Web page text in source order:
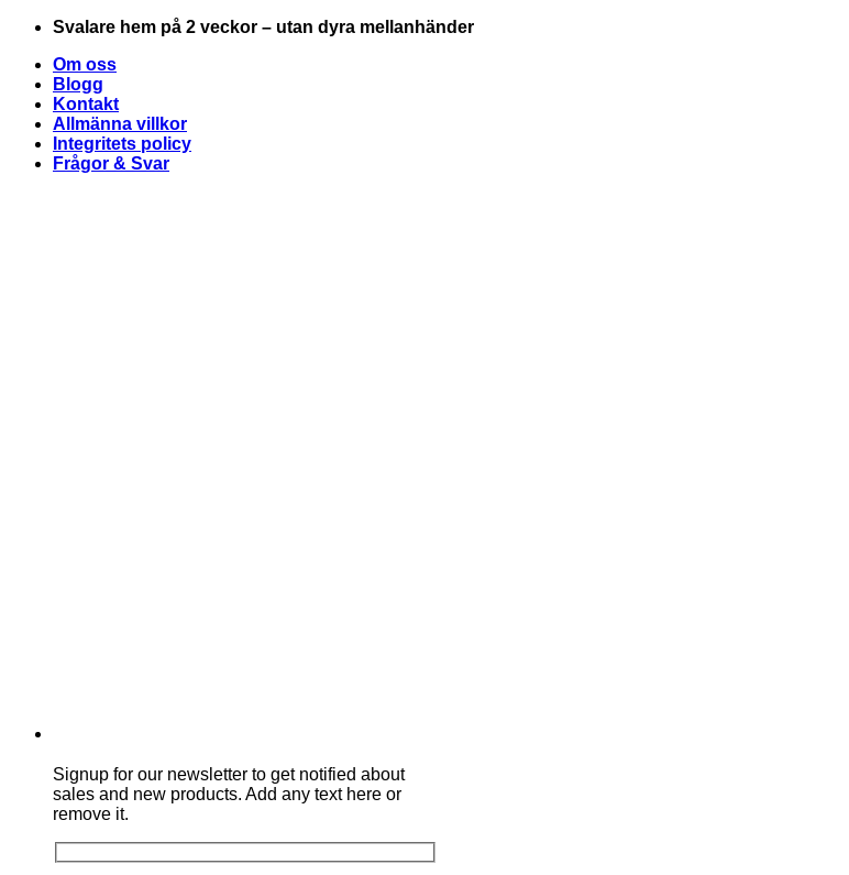
Skip
content
Svalare hem på 2 veckor – utan dyra mellanhänder
Om oss
Blogg
Kontakt
Allmänna villkor
Integritets policy
Frågor & Svar
Signup for our newsletter to get notified about
sales and new products. Add any text here or
remove it.